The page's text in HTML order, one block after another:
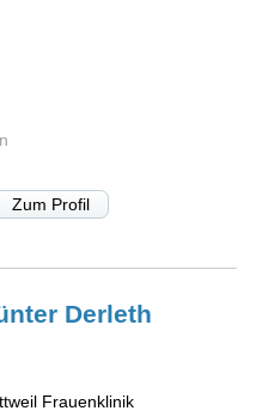
Zum Profil
Derleth
Frauenklinik